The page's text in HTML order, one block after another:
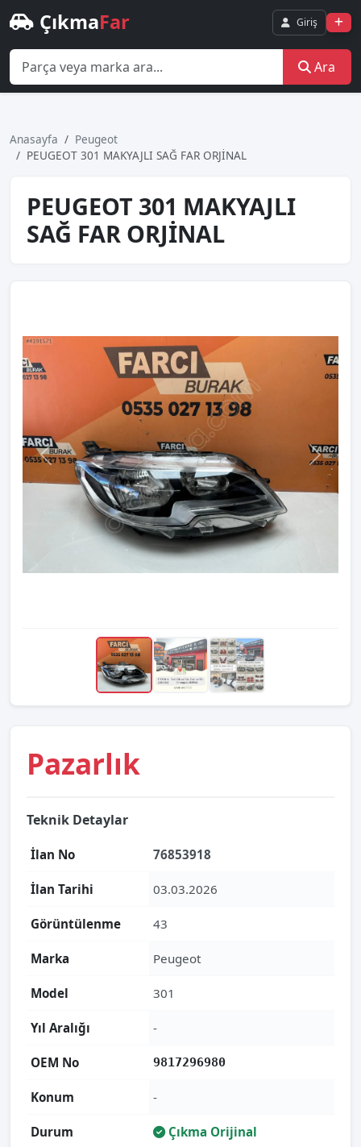
ÇıkmaFar Giriş
Ara
Anasayfa
Peugeot
PEUGEOT 301 MAKYAJLI SAĞ FAR ORJİNAL
PEUGEOT 301 MAKYAJLI
SAĞ FAR ORJİNAL
Pazarlık
Teknik Detaylar
İlan No 76853918
İlan Tarihi 03.03.2026
Görüntülenme 43
Marka Peugeot
Model 301
Yıl Aralığı -
OEM No 9817296980
Konum -
Durum Çıkma Orijinal